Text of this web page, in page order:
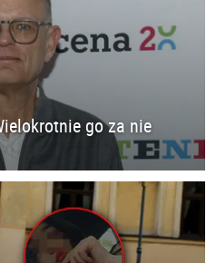
go za nie